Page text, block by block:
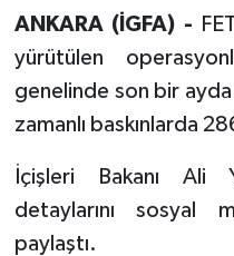
ANKARA (İGFA) -
yürütülen
genelinde son bir
zamanlı baskınlarda
İçişleri Bakanı Ali
detaylarını sosyal
paylaştı.